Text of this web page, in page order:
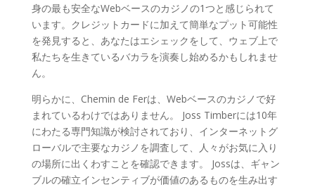
身の最も安全なWebベースのカジノの1つと感じられて
います。クレジットカードに加えて簡単なプット可能性
を発見すると、あなたはエシェックをして、ウェブ上で
私たちを生きているバカラを演奏し始めるかもしれませ
ん。
明らかに、Chemin de Ferは、Webベースのカジノで好
まれているわけではありません。 Joss Timberには10年
にわたる専門知識が検討されており、インターネットグ
ローバルで主要なカジノを調査して、人々がお気に入り
の場所に出くわすことを確認できます。 Jossは、ギャン
ブルの確立インセンティブが価値のあるものを生み出す